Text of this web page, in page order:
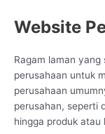
Website
Ragam laman
perusahaan untuk
perusahaan
perusahan, seperti
hingga produk